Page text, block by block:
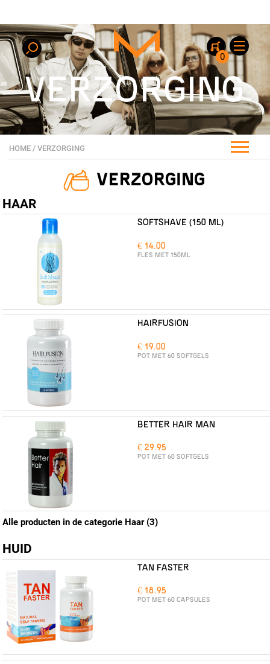
0
VERZORGING
HOME / VERZORGING
VERZORGING
HAAR
SOFTSHAVE (150 ML)
€ 14.00
FLES MET 150ML
HAIRFUSION
€ 19.00
POT MET 60 SOFTGELS
BETTER HAIR MAN
€ 29.95
POT MET 60 SOFTGELS
Alle producten in de categorie Haar (3)
HUID
TAN FASTER
€ 18.95
POT MET 60 CAPSULES